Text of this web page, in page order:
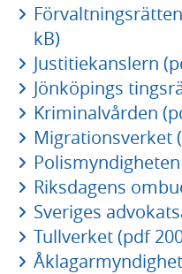
kB)
Justitiekanslern
Jönköpings
Kriminalvården
Migrationsverket
Riksdagens
Sveriges
Tullverket (pdf